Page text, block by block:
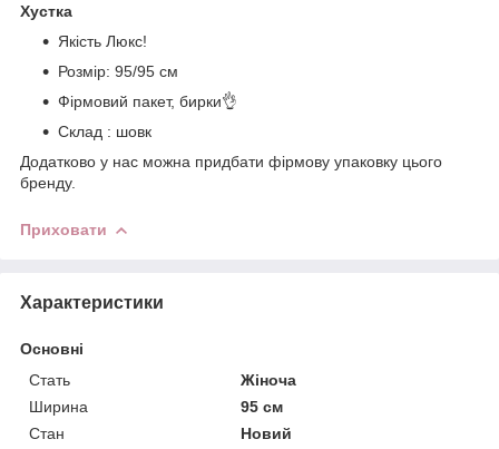
Хустка
Якість Люкс!
Розмір: 95/95 см
Фірмовий пакет, бирки👌
Склад : шовк
Додатково у нас можна придбати фірмову упаковку цього
бренду.
Приховати
Характеристики
Основні
Стать
Жіноча
Ширина
95 см
Стан
Новий